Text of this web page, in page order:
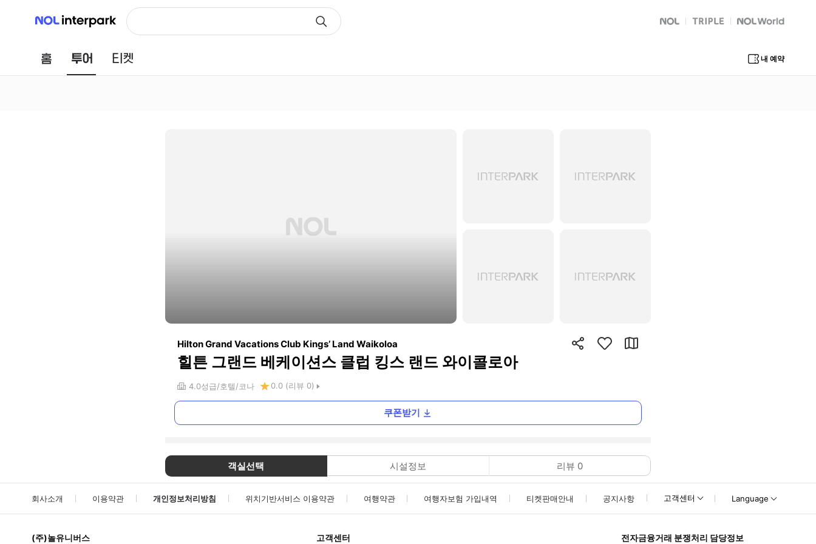
NOL 인터파크
NOL
트리플 Global Interpark
홈 투어 내 예약
Hilton Grand Vacations Club Kings’ Land Waikoloa
힐튼 그랜드 베케이션스 클럽 킹스 랜드 와이콜로아
4.0성급 호텔 코나 0.0 (리뷰 0)
쿠폰받기
객실선택 시설정보 리뷰 0
회사소개 이용약관 개인정보처리방침 위치기반서비스 이용약관 여행약관 여행자보험 가입내역 티켓판매안내 공지사항 고객센터 Language
(주)놀유니버스 고객센터 전자금융거래 분쟁처리 담당정보